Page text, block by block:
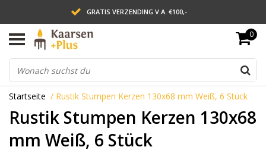
GRATIS VERZENDING V.A. €100,-
LEVERING BINNEN 2 WERKDAGEN
ACHTERAF BETALEN VIA AFTERPAY
0
Startseite / Rustik Stumpen Kerzen 130x68 mm Weiß, 6 Stück
Rustik Stumpen Kerzen 130x68
mm Weiß, 6 Stück